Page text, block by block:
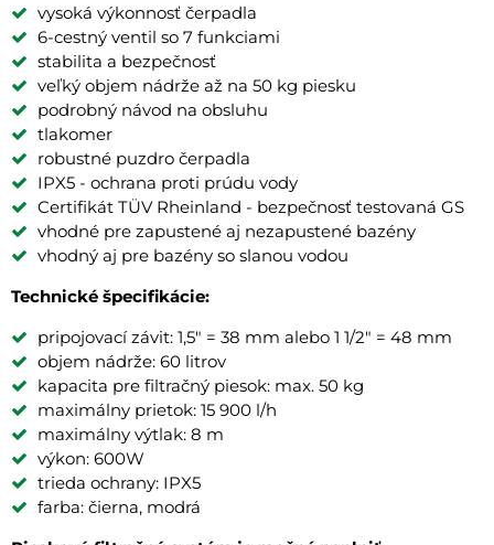
vysoká výkonnosť čerpadla
6-cestný ventil so 7 funkciami
stabilita a bezpečnosť
veľký objem nádrže až na 50 kg piesku
podrobný návod na obsluhu
tlakomer
robustné puzdro čerpadla
IPX5 - ochrana proti prúdu vody
Certifikát TÜV Rheinland - bezpečnosť testovaná GS
vhodné pre zapustené aj nezapustené bazény
vhodný aj pre bazény so slanou vodou
Technické špecifikácie:
pripojovací závit: 1,5" = 38 mm alebo 1 1/2" = 48 mm
objem nádrže: 60 litrov
kapacita pre filtračný piesok: max. 50 kg
maximálny prietok: 15 900 l/h
maximálny výtlak: 8 m
výkon: 600W
trieda ochrany: IPX5
farba: čierna, modrá